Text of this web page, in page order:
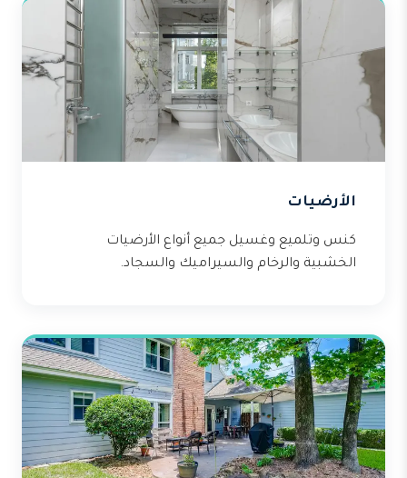
الأرضيات
كنس وتلميع وغسيل جميع أنواع الأرضيات
الخشبية والرخام والسيراميك والسجاد.